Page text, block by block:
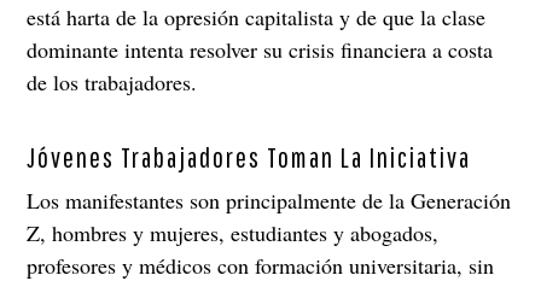
está harta de la opresión capitalista y de que la clase
dominante intenta resolver su crisis financiera a costa
de los trabajadores.
Jóvenes Trabajadores Toman La Iniciativa
Los manifestantes son principalmente de la Generación
Z, hombres y mujeres, estudiantes y abogados,
profesores y médicos con formación universitaria, sin